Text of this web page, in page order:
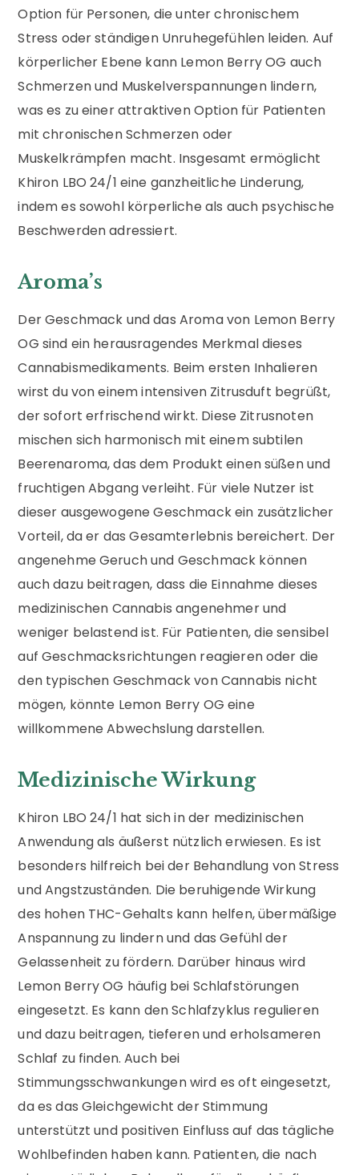
Option für Personen, die unter chronischem
Stress oder ständigen Unruhegefühlen leiden. Auf
körperlicher Ebene kann Lemon Berry OG auch
Schmerzen und Muskelverspannungen lindern,
was es zu einer attraktiven Option für Patienten
mit chronischen Schmerzen oder
Muskelkrämpfen macht. Insgesamt ermöglicht
Khiron LBO 24/1 eine ganzheitliche Linderung,
indem es sowohl körperliche als auch psychische
Beschwerden adressiert.
Aroma’s
Der Geschmack und das Aroma von Lemon Berry
OG sind ein herausragendes Merkmal dieses
Cannabismedikaments. Beim ersten Inhalieren
wirst du von einem intensiven Zitrusduft begrüßt,
der sofort erfrischend wirkt. Diese Zitrusnoten
mischen sich harmonisch mit einem subtilen
Beerenaroma, das dem Produkt einen süßen und
fruchtigen Abgang verleiht. Für viele Nutzer ist
dieser ausgewogene Geschmack ein zusätzlicher
Vorteil, da er das Gesamterlebnis bereichert. Der
angenehme Geruch und Geschmack können
auch dazu beitragen, dass die Einnahme dieses
medizinischen Cannabis angenehmer und
weniger belastend ist. Für Patienten, die sensibel
auf Geschmacksrichtungen reagieren oder die
den typischen Geschmack von Cannabis nicht
mögen, könnte Lemon Berry OG eine
willkommene Abwechslung darstellen.
Medizinische Wirkung
Khiron LBO 24/1 hat sich in der medizinischen
Anwendung als äußerst nützlich erwiesen. Es ist
besonders hilfreich bei der Behandlung von Stress
und Angstzuständen. Die beruhigende Wirkung
des hohen THC-Gehalts kann helfen, übermäßige
Anspannung zu lindern und das Gefühl der
Gelassenheit zu fördern. Darüber hinaus wird
Lemon Berry OG häufig bei Schlafstörungen
eingesetzt. Es kann den Schlafzyklus regulieren
und dazu beitragen, tieferen und erholsameren
Schlaf zu finden. Auch bei
Stimmungsschwankungen wird es oft eingesetzt,
da es das Gleichgewicht der Stimmung
unterstützt und positiven Einfluss auf das tägliche
Wohlbefinden haben kann. Patienten, die nach